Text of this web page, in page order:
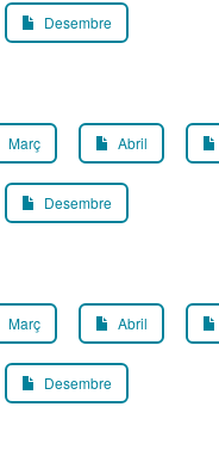
Desembre
Març Abril
Desembre
Març Abril
Desembre